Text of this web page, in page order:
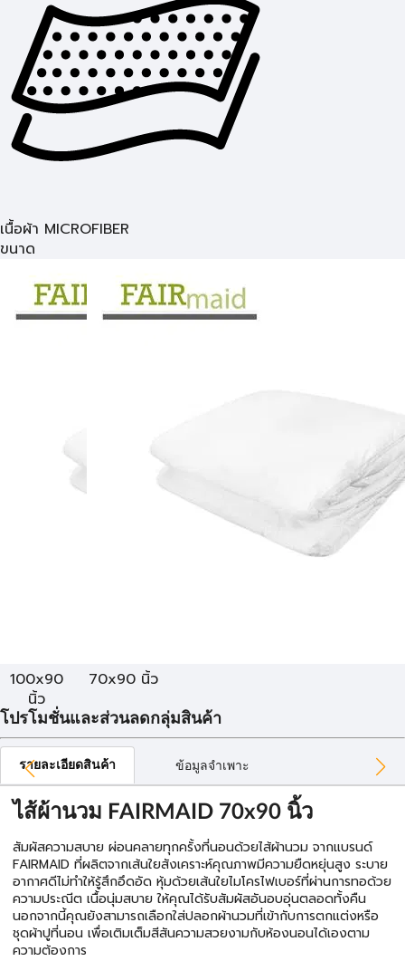
เนื้อผ้า MICROFIBER
ขนาด
100x90
นิ้ว
70x90 นิ้ว
โปรโมชั่นและส่วนลดกลุ่มสินค้า
รายละเอียดสินค้า ข้อมูลจำเพาะ
ไส้ผ้านวม FAIRMAID 70x90 นิ้ว
สัมผัสความสบาย ผ่อนคลายทุกครั้งที่นอนด้วยไส้ผ้านวม จากแบรนด์
FAIRMAID ที่ผลิตจากเส้นใยสังเคราะห์คุณภาพมีความยืดหยุ่นสูง ระบาย
อากาศดีไม่ทำให้รู้สึกอึดอัด หุ้มด้วยเส้นใยไมโครไฟเบอร์ที่ผ่านการทอด้วย
ความประณีต เนื้อนุ่มสบาย ให้คุณได้รับสัมผัสอันอบอุ่นตลอดทั้งคืน
นอกจากนี้คุณยังสามารถเลือกใส่ปลอกผ้านวมที่เข้ากับการตกแต่งหรือ
ชุดผ้าปูที่นอน เพื่อเติมเต็มสีสันความสวยงามกับห้องนอนได้เองตาม
ความต้องการ